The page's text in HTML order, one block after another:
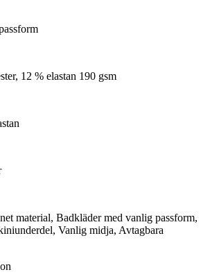
12 % elastan 190 gsm
material, Badkläder med vanlig passform,
Vanlig midja, Avtagbara